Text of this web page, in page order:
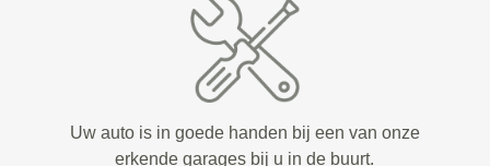
Uw auto is in goede handen bij een van onze
erkende garages bij u in de buurt.